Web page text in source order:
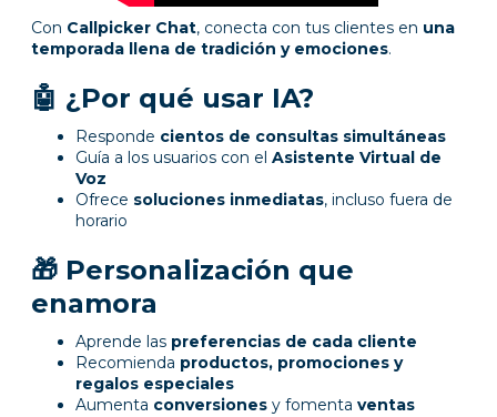
Con Callpicker Chat, conecta con tus clientes en una
temporada llena de tradición y emociones.
🤖 ¿Por qué usar IA?
Responde cientos de consultas simultáneas
Guía a los usuarios con el Asistente Virtual de
Voz
Ofrece soluciones inmediatas, incluso fuera de
horario
🎁 Personalización que
enamora
Aprende las preferencias de cada cliente
Recomienda productos, promociones y
regalos especiales
Aumenta conversiones y fomenta ventas